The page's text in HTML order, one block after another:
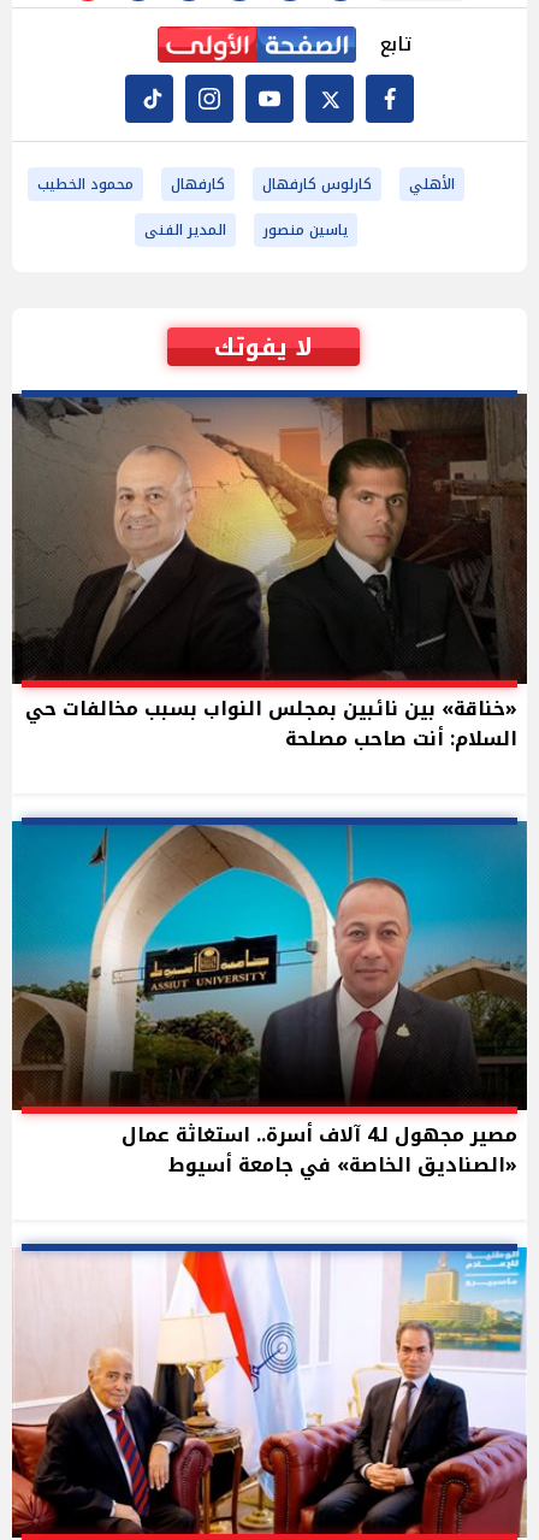
تابع
الأهلي كارلوس كارفهال كارفهال
محمود الخطيب
ياسين منصور
المدير الفنى
لا يفوتك
«خناقة» بين نائبين بمجلس النواب بسبب مخالفات حي
السلام: أنت صاحب مصلحة
مصير مجهول لـ4 آلاف أسرة.. استغاثة عمال
«الصناديق الخاصة» في جامعة أسيوط